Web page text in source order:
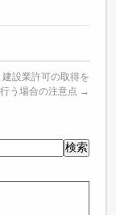
設業許可の取得を
う場合の注意点 →
検索